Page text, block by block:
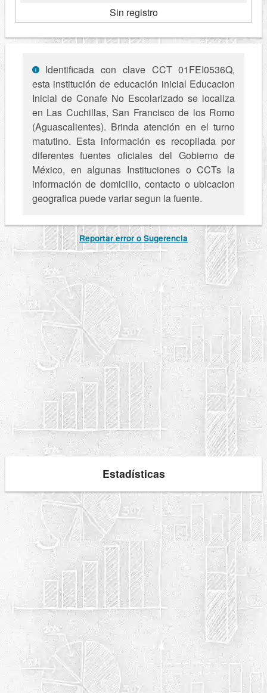
Sin registro
Identificada con clave CCT 01FEI0536Q,
esta institución de educación inicial Educacion
Inicial de Conafe No Escolarizado se localiza
en Las Cuchillas, San Francisco de los Romo
(Aguascalientes). Brinda atención en el turno
matutino. Esta información es recopilada por
diferentes fuentes oficiales del Gobierno de
México, en algunas Instituciones o CCTs la
información de domicilio, contacto o ubicacion
geografica puede variar segun la fuente.
Reportar error o Sugerencia
Estadísticas